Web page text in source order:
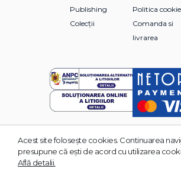
Publishing
Colecții
Politica
Comanda si
livrarea
© 2026 Grupul Editorial TREI. Toate
Acest site foloseşte cookies. Continuarea
presupune că eşti de acord cu utilizarea
Află detalii.